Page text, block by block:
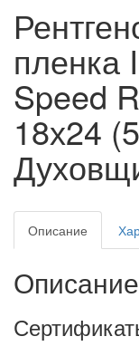
пленка
Speed
18х24
Описание
Описание